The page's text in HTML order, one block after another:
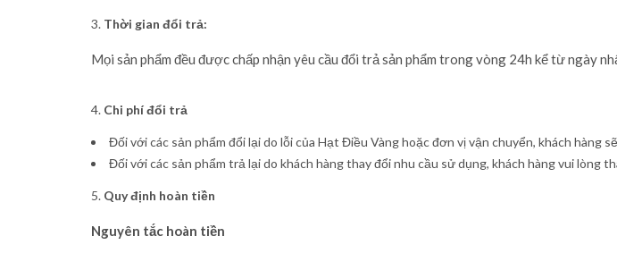
Thời gian đổi trả:
Mọi sản phẩm đều được chấp nhận yêu cầu đổi trả sản phẩm trong vòng 24h kể từ ngày
Chi phí đổi trả
Đối với các sản phẩm đổi lại do lỗi của Hạt Điều Vàng hoặc đơn vị vận chuyển, khách hàng
Đối với các sản phẩm trả lại do khách hàng thay đổi nhu cầu sử dụng, khách hàng vui lòng
Quy định hoàn tiền
Nguyên tắc hoàn tiền